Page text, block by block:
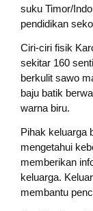
suku Timor/
pendidikan
Ciri-ciri fisik
sekitar 160
berkulit sawo
baju batik
warna biru.
Pihak keluarga
mengetahui
memberikan
keluarga.
membantu